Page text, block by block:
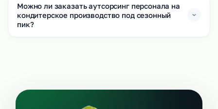
Можно ли заказать аутсорсинг персонала на
кондитерское производство под сезонный
пик?